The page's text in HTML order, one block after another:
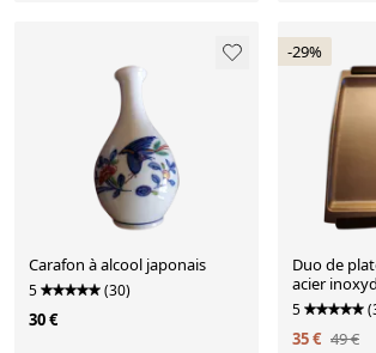
Carafon à alcool japonais
5 (30)
30 €
-29%
Duo de
acier
anses bois
5
35 € 49 €